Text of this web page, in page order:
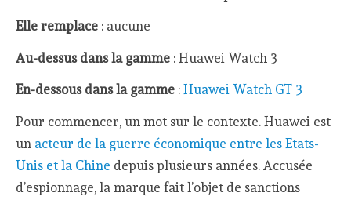
Elle remplace : aucune
Au-dessus dans la gamme : Huawei Watch 3
En-dessous dans la gamme :Huawei Watch GT 3
Pour commencer, un mot sur le contexte. Huawei est
un acteur de la guerre économique entre les Etats-
Unis et la Chine depuis plusieurs années. Accusée
d’espionnage, la marque fait l’objet de sanctions